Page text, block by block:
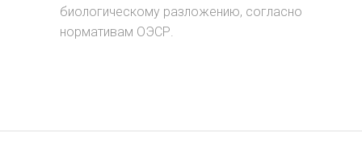
биологическому разложению, согласно
нормативам ОЭСР.